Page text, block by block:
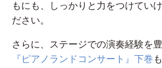
もにも、しっかりと力をつけてい
ださい。
さらに、ステージでの演奏経験を
『ピアノランドコンサート』下巻